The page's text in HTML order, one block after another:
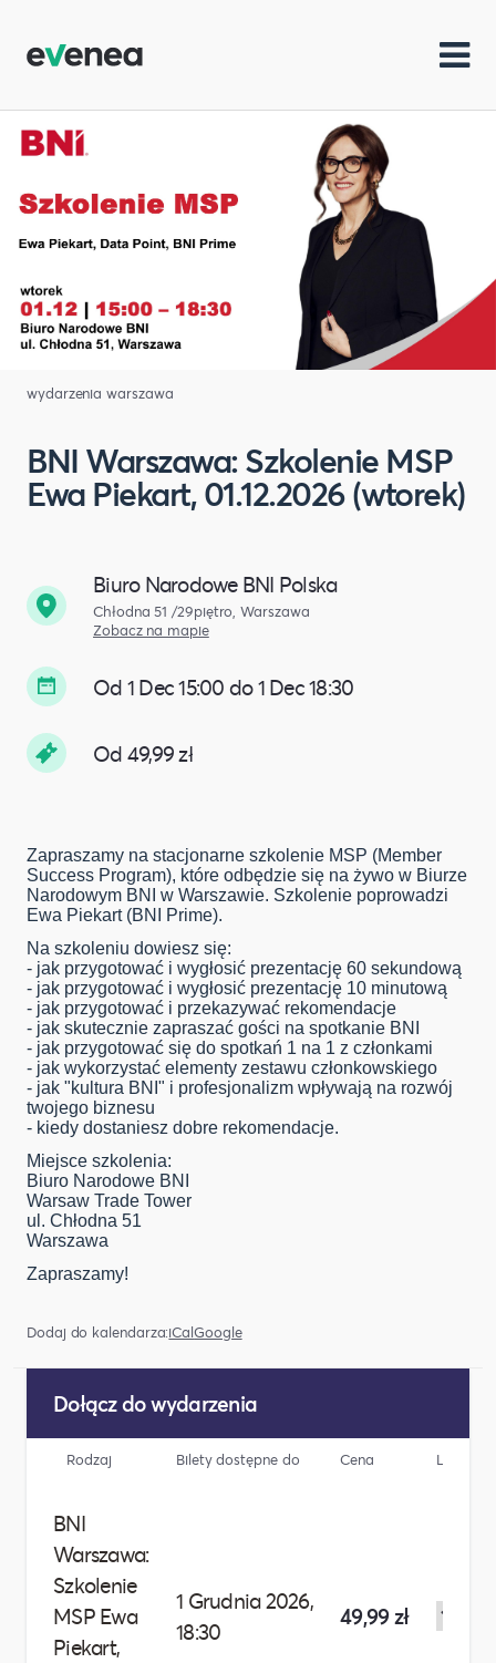
wydarzenia warszawa
BNI Warszawa: Szkolenie MSP
Ewa Piekart, 01.12.2026 (wtorek)
Biuro Narodowe BNI Polska
Chłodna 51 /29piętro, Warszawa
Zobacz na mapie
Od 1 Dec 15:00 do 1 Dec 18:30
Od 49,99 zł
Zapraszamy na stacjonarne szkolenie MSP (Member
Success Program), które odbędzie się na żywo w Biurze
Narodowym BNI w Warszawie. Szkolenie poprowadzi
Ewa Piekart (BNI Prime).
Na szkoleniu dowiesz się:
- jak przygotować i wygłosić prezentację 60 sekundową
- jak przygotować i wygłosić prezentację 10 minutową
- jak przygotować i przekazywać rekomendacje
- jak skutecznie zapraszać gości na spotkanie BNI
- jak przygotować się do spotkań 1 na 1 z członkami
- jak wykorzystać elementy zestawu członkowskiego
- jak "kultura BNI" i profesjonalizm wpływają na rozwój
twojego biznesu
- kiedy dostaniesz dobre rekomendacje.
Miejsce szkolenia:
Biuro Narodowe BNI
Warsaw Trade Tower
ul. Chłodna 51
Warszawa
Zapraszamy!
Dodaj do kalendarza:iCalGoogle
Dołącz do wydarzenia
Rodzaj Bilety dostępne do Cena Liczba
BNI
Warszawa:
Szkolenie
MSP Ewa
Piekart,
1 Grudnia 2026,
18:30
49,99 zł